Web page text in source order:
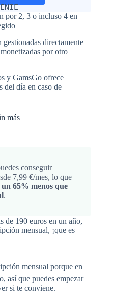
por 2, 3 o incluso 4 en
directamente
por otro
y GamsGo ofrece
del día en caso de
más
conseguir
7,99 €/mes, lo que
un 65% menos que
.
de 190 euros en un año,
mensual, ¡que es
mensual porque en
así que puedes empezar
si te conviene.